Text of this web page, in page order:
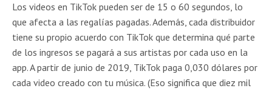
Los videos en TikTok pueden ser de 15 o 60 segundos, lo
que afecta a las regalías pagadas. Además, cada distribuidor
tiene su propio acuerdo con TikTok que determina qué parte
de los ingresos se pagará a sus artistas por cada uso en la
app. A partir de junio de 2019, TikTok paga 0,030 dólares por
cada video creado con tu música. (Eso significa que diez mil